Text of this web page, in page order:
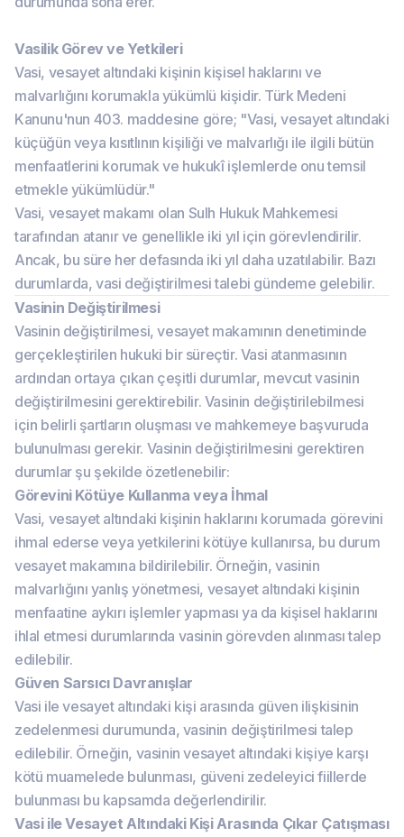
Vasilik Görev ve Yetkileri
Vasi, vesayet altındaki kişinin kişisel haklarını ve
malvarlığını korumakla yükümlü kişidir. Türk Medeni
Kanunu'nun 403. maddesine göre; "Vasi, vesayet altındaki
küçüğün veya kısıtlının kişiliği ve malvarlığı ile ilgili bütün
menfaatlerini korumak ve hukukî işlemlerde onu temsil
etmekle yükümlüdür."
Vasi, vesayet makamı olan Sulh Hukuk Mahkemesi
tarafından atanır ve genellikle iki yıl için görevlendirilir.
Ancak, bu süre her defasında iki yıl daha uzatılabilir. Bazı
durumlarda, vasi değiştirilmesi talebi gündeme gelebilir.
Vasinin Değiştirilmesi
Vasinin değiştirilmesi, vesayet makamının denetiminde
gerçekleştirilen hukuki bir süreçtir. Vasi atanmasının
ardından ortaya çıkan çeşitli durumlar, mevcut vasinin
değiştirilmesini gerektirebilir. Vasinin değiştirilebilmesi
için belirli şartların oluşması ve mahkemeye başvuruda
bulunulması gerekir. Vasinin değiştirilmesini gerektiren
durumlar şu şekilde özetlenebilir:
Görevini Kötüye Kullanma veya İhmal
Vasi, vesayet altındaki kişinin haklarını korumada görevini
ihmal ederse veya yetkilerini kötüye kullanırsa, bu durum
vesayet makamına bildirilebilir. Örneğin, vasinin
malvarlığını yanlış yönetmesi, vesayet altındaki kişinin
menfaatine aykırı işlemler yapması ya da kişisel haklarını
ihlal etmesi durumlarında vasinin görevden alınması talep
edilebilir.
Güven Sarsıcı Davranışlar
Vasi ile vesayet altındaki kişi arasında güven ilişkisinin
zedelenmesi durumunda, vasinin değiştirilmesi talep
edilebilir. Örneğin, vasinin vesayet altındaki kişiye karşı
kötü muamelede bulunması, güveni zedeleyici fiillerde
bulunması bu kapsamda değerlendirilir.
Vasi ile Vesayet Altındaki Kişi Arasında Çıkar Çatışması